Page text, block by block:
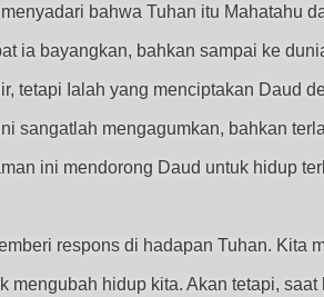
bahwa Tuhan itu Mahatahu
ia bayangkan, bahkan sampai ke
tetapi Ialah yang menciptakan Daud
sangatlah mengagumkan, bahkan
ini mendorong Daud untuk hidup
respons di hadapan Tuhan. Kita
hidup kita. Akan tetapi,